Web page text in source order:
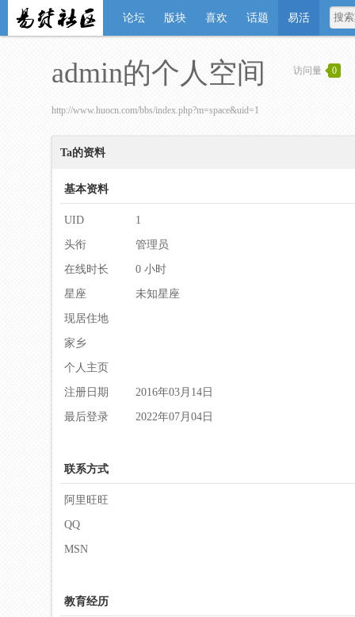
论坛 版块 喜欢 话题 易活
admin的个人空间 访问量 0
http://www.huocn.com/bbs/index.php?m=space&uid=1
Ta的资料
基本资料
UID 1
头衔 管理员
在线时长 0 小时
星座 未知星座
现居住地
家乡
个人主页
注册日期 2016年03月14日
最后登录 2022年07月04日
联系方式
阿里旺旺
QQ
MSN
教育经历